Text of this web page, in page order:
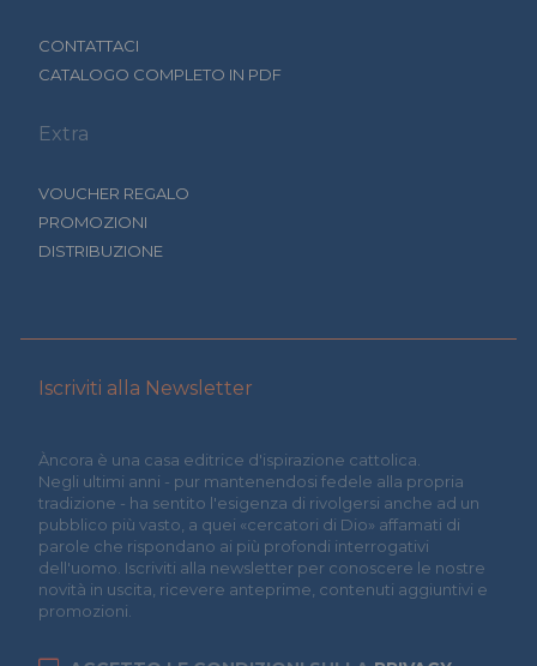
CONTATTACI
CATALOGO COMPLETO IN PDF
Extra
VOUCHER REGALO
PROMOZIONI
DISTRIBUZIONE
Iscriviti alla Newsletter
Àncora è una casa editrice d'ispirazione cattolica.
Negli ultimi anni - pur mantenendosi fedele alla propria
tradizione - ha sentito l'esigenza di rivolgersi anche ad un
pubblico più vasto, a quei «cercatori di Dio» affamati di
parole che rispondano ai più profondi interrogativi
dell'uomo. Iscriviti alla newsletter per conoscere le nostre
novità in uscita, ricevere anteprime, contenuti aggiuntivi e
promozioni.